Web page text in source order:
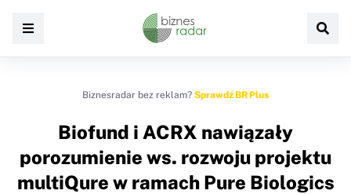
Biznesradar bez reklam? Sprawdź BR Plus
Biofund i ACRX nawiązały
porozumienie ws. rozwoju projektu
multiQure w ramach Pure Biologics